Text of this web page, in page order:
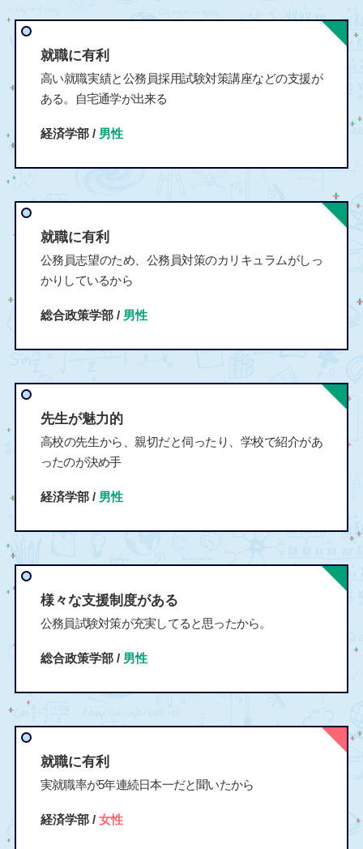
就職に有利
高い就職実績と公務員採用試験対策講座などの支援が
ある。自宅通学が出来る
経済学部 / 男性
就職に有利
公務員志望のため、公務員対策のカリキュラムがしっ
かりしているから
総合政策学部 / 男性
先生が魅力的
高校の先生から、親切だと伺ったり、学校で紹介があ
ったのが決め手
経済学部 / 男性
様々な支援制度がある
公務員試験対策が充実してると思ったから。
総合政策学部 / 男性
就職に有利
実就職率が5年連続日本一だと聞いたから
経済学部 / 女性